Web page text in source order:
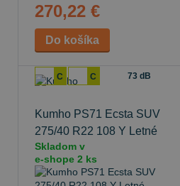
270,22 €
C C 73 dB
Kumho PS71 Ecsta SUV
275/40 R22 108 Y Letné
Skladom v
e-shope 2 ks